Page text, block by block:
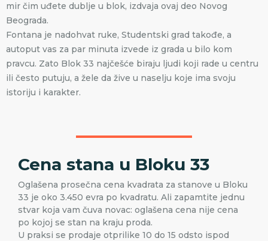
mir čim uđete dublje u blok, izdvaja ovaj deo Novog
Beograda.
Fontana je nadohvat ruke, Studentski grad takođe, a
autoput vas za par minuta izvede iz grada u bilo kom
pravcu. Zato Blok 33 najčešće biraju ljudi koji rade u centru
ili često putuju, a žele da žive u naselju koje ima svoju
istoriju i karakter.
Cena stana u Bloku 33
Oglašena prosečna cena kvadrata za stanove u Bloku
33 je oko 3.450 evra po kvadratu. Ali zapamtite jednu
stvar koja vam čuva novac: oglašena cena nije cena
po kojoj se stan na kraju proda.
U praksi se prodaje otprilike 10 do 15 odsto ispod